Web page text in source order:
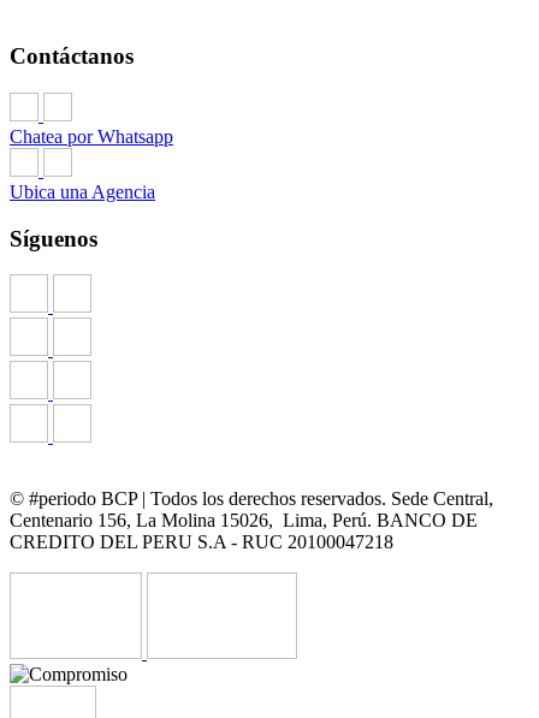
Contáctanos
Chatea por Whatsapp
Ubica una Agencia
Síguenos
© #periodo BCP | Todos los derechos reservados. Sede Central,
Centenario 156, La Molina 15026, Lima, Perú. BANCO DE
CREDITO DEL PERU S.A - RUC 20100047218